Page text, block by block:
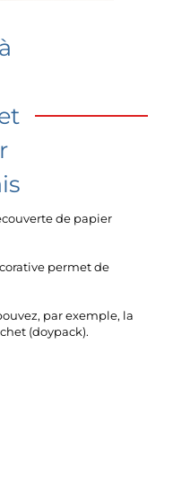
de papier
permet de
par exemple, la
(doypack).